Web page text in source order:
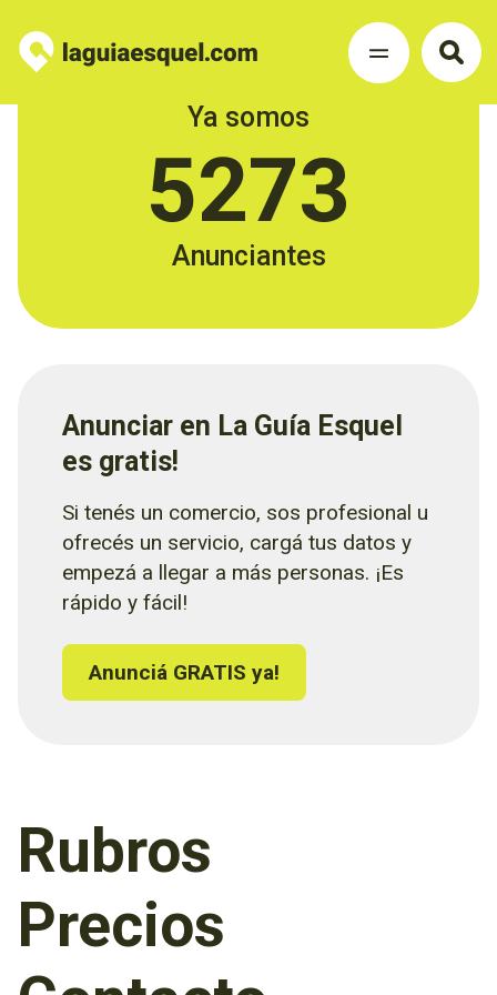
Ya somos
5273
Anunciantes
Anunciar en La Guía Esquel
es gratis!
Si tenés un comercio, sos profesional u
ofrecés un servicio, cargá tus datos y
empezá a llegar a más personas. ¡Es
rápido y fácil!
Anunciá GRATIS ya!
Rubros
Precios